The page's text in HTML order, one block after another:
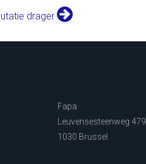
drager
Fapa
Leuvensesteenweg 479
1030 Brussel